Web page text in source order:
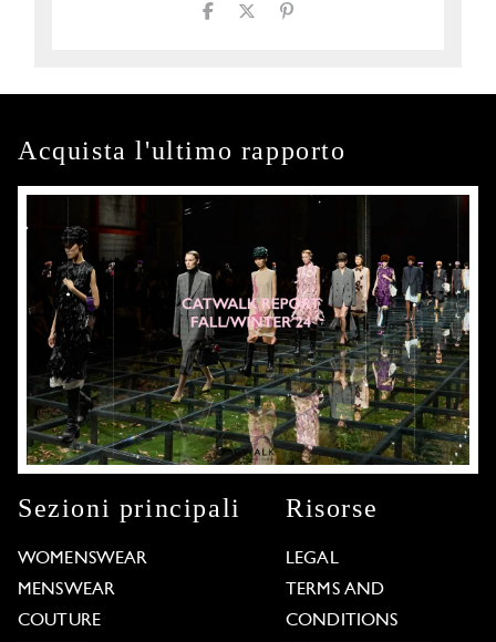
Acquista l'ultimo rapporto
Sezioni principali
WOMENSWEAR
MENSWEAR
COUTURE
Risorse
LEGAL
TERMS AND
CONDITIONS